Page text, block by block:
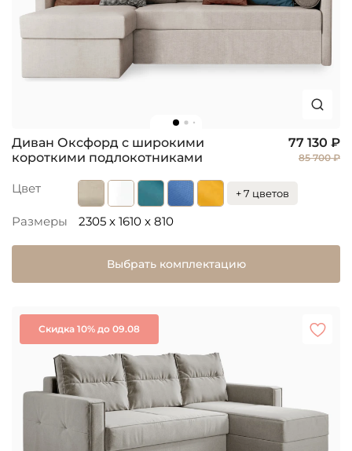
Диван Оксфорд с широкими
короткими подлокотниками
77 130 ₽
85 700 ₽
Цвет + 7 цветов
Размеры 2305 x 1610 x 810
Выбрать комплектацию
Скидка 10% до 09.08